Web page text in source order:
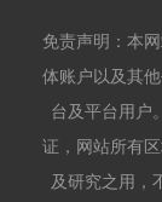
免责声明：本
体账户以及其
台及平台用户
证，网站所有
及研究之用，